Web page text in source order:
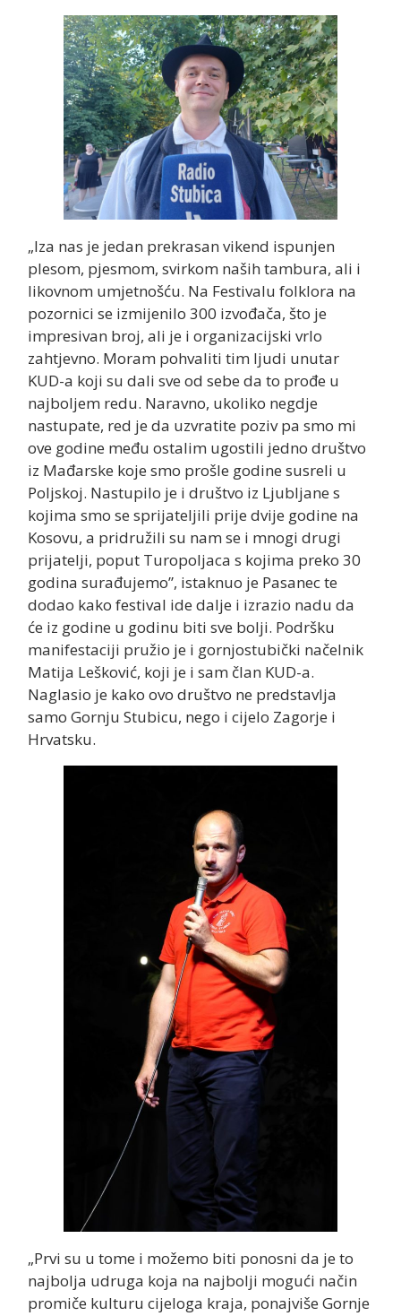
„Iza nas je jedan prekrasan vikend ispunjen
plesom, pjesmom, svirkom naših tambura, ali i
likovnom umjetnošću. Na Festivalu folklora na
pozornici se izmijenilo 300 izvođača, što je
impresivan broj, ali je i organizacijski vrlo
zahtjevno. Moram pohvaliti tim ljudi unutar
KUD-a koji su dali sve od sebe da to prođe u
najboljem redu. Naravno, ukoliko negdje
nastupate, red je da uzvratite poziv pa smo mi
ove godine među ostalim ugostili jedno društvo
iz Mađarske koje smo prošle godine susreli u
Poljskoj. Nastupilo je i društvo iz Ljubljane s
kojima smo se sprijateljili prije dvije godine na
Kosovu, a pridružili su nam se i mnogi drugi
prijatelji, poput Turopoljaca s kojima preko 30
godina surađujemo”, istaknuo je Pasanec te
dodao kako festival ide dalje i izrazio nadu da
će iz godine u godinu biti sve bolji. Podršku
manifestaciji pružio je i gornjostubički načelnik
Matija Lešković, koji je i sam član KUD-a.
Naglasio je kako ovo društvo ne predstavlja
samo Gornju Stubicu, nego i cijelo Zagorje i
Hrvatsku.
„Prvi su u tome i možemo biti ponosni da je to
najbolja udruga koja na najbolji mogući način
promiče kulturu cijeloga kraja, ponajviše Gornje